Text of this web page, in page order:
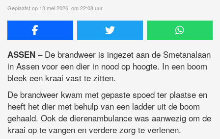
Geplaatst op 13 mei 2026, om 22:08 uur
ASSEN – De brandweer is ingezet aan de Smetanalaan
in Assen voor een dier in nood op hoogte. In een boom
bleek een kraai vast te zitten.
De brandweer kwam met gepaste spoed ter plaatse en
heeft het dier met behulp van een ladder uit de boom
gehaald. Ook de dierenambulance was aanwezig om de
kraai op te vangen en verdere zorg te verlenen.